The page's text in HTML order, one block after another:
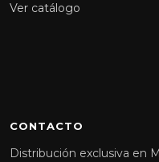
Ver catálogo
CONTACTO
Distribución exclusiva en